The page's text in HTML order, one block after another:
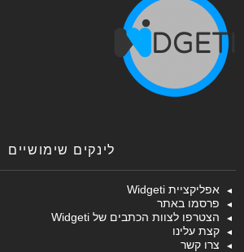
לינקים שימושיים
אפליקציית Widgeti
פרסמו באתר
הצטרפו לצוות הכתבים של Widgeti
קצת עלינו
צרו קשר